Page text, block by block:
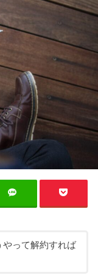
やって解約すれば